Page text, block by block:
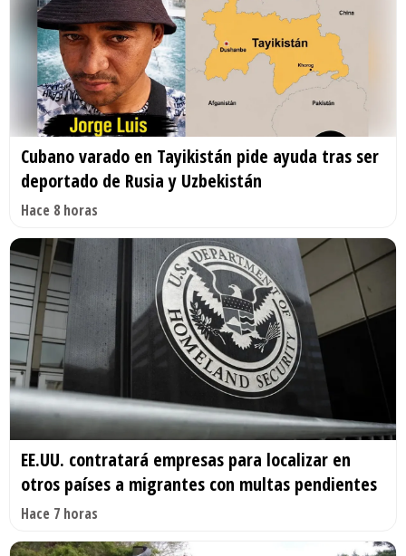
Cubano varado en Tayikistán pide ayuda tras ser
deportado de Rusia y Uzbekistán
Hace 8 horas
EE.UU. contratará empresas para localizar en
otros países a migrantes con multas pendientes
Hace 7 horas